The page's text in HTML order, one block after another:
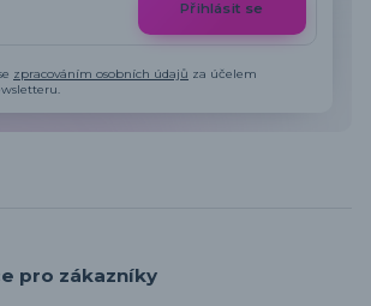
Přihlásit se
zpracováním osobních údajů za účelem
pro zákazníky